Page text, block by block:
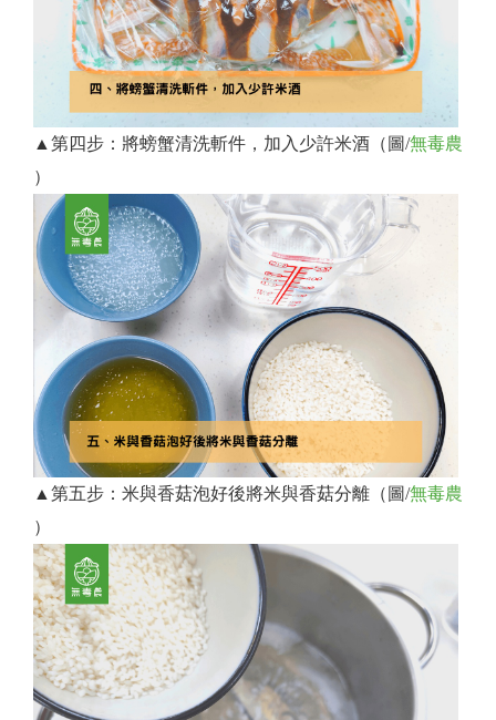
▲第四步：將螃蟹清洗斬件，加入少許米酒（圖/無毒農
）
▲第五步：米與香菇泡好後將米與香菇分離（圖/無毒農
）